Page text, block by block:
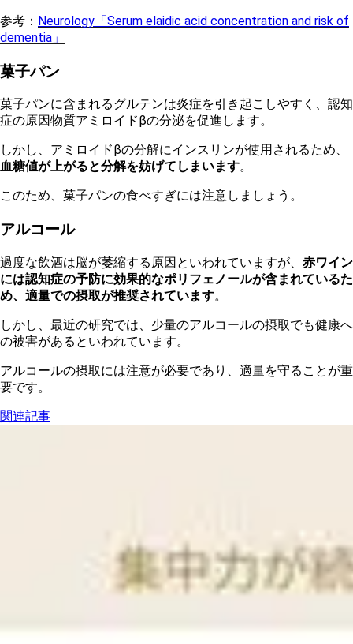
参考： Neurology「Serum elaidic acid concentration and risk of
dementia」
菓子パン
菓子パンに含まれるグルテンは炎症を引き起こしやすく、認知
症の原因物質アミロイドβの分泌を促進します。
しかし、アミロイドβの分解にインスリンが使用されるため、
血糖値が上がると分解を妨げてしまいます。
このため、菓子パンの食べすぎには注意しましょう。
アルコール
過度な飲酒は脳が萎縮する原因といわれていますが、 赤ワイン
には認知症の予防に効果的なポリフェノールが含まれているた
め、適量での摂取が推奨されています。
しかし、最近の研究では、少量のアルコールの摂取でも健康へ
の被害があるといわれています。
アルコールの摂取には注意が必要であり、適量を守ることが重
要です。
関連記事